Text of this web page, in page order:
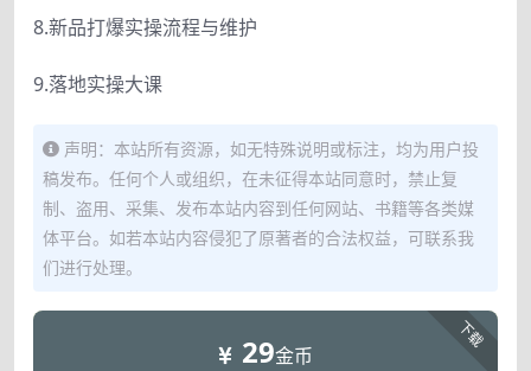
8.新品打爆实操流程与维护
9.落地实操大课
声明：本站所有资源，如无特殊说明或标注，均为用户投
稿发布。任何个人或组织，在未征得本站同意时，禁止复
制、盗用、采集、发布本站内容到任何网站、书籍等各类媒
体平台。如若本站内容侵犯了原著者的合法权益，可联系我
们进行处理。
下载
29金币